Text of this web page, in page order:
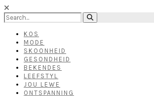
KOS
MODE
SKOONHEID
GESONDHEID
BEKENDES
LEEFSTYL
JOU LEWE
ONTSPANNING